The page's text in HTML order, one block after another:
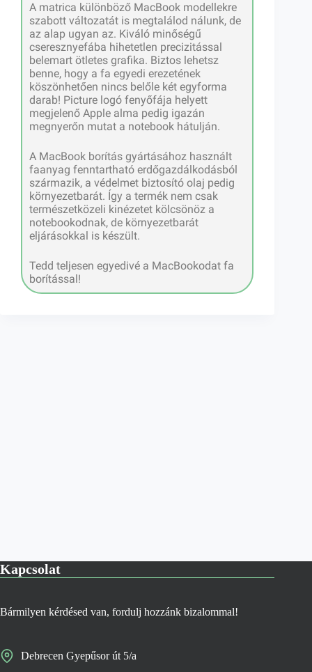
A matrica különböző MacBook modellekre
szabott változatát is megtalálod nálunk, de
az alap ugyan az. Kiváló minőségű
cseresznyefába hihetetlen precizitással
belemart ötletes grafika. Biztos lehetsz
benne, hogy a fa egyedi erezetének
köszönhetően nincs belőle két egyforma
darab! Picture logó fenyőfája helyett
megjelenő Apple alma pedig igazán
megnyerőn mutat a notebook hátulján.
A MacBook borítás gyártásához használt
faanyag fenntartható erdőgazdálkodásból
származik, a védelmet biztosító olaj pedig
környezetbarát. Így a termék nem csak
természetközeli kinézetet kölcsönöz a
notebookodnak, de környezetbarát
eljárásokkal is készült.
Tedd teljesen egyedivé a MacBookodat fa
borítással!
Kapcsolat
Bármilyen kérdésed van, fordulj hozzánk bizalommal!
Debrecen Gyepűsor út 5/a